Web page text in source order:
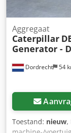
Dordrecht 54
Aggregaat
Caterpillar
Generator -
Toestand: nieuw,